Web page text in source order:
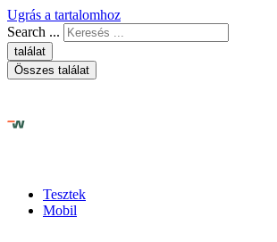
Ugrás a tartalomhoz
Search ...
találat
Összes találat
Tesztek
Mobil